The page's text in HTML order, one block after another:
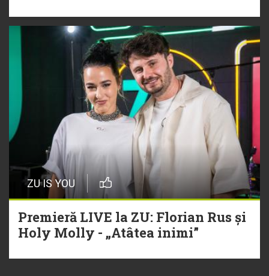
ZU IS YOU
Premieră LIVE la ZU: Florian Rus și
Holy Molly - „Atâtea inimi”